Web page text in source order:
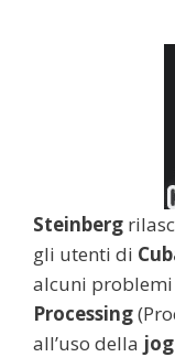
Steinberg
gli utenti di
alcuni
Processing
all’uso della